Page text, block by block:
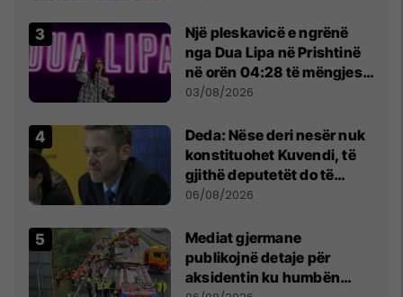
Një pleskavicë e ngrënë
nga Dua Lipa në Prishtinë
në orën 04:28 të mëngjesit
- dhe bota digjitale serbe
03/08/2026
Deda: Nëse deri nesër nuk
konstituohet Kuvendi, të
gjithë deputetët do të
bëjnë shkelje të rëndë
06/08/2026
Mediat gjermane
publikojnë detaje për
aksidentin ku humbën